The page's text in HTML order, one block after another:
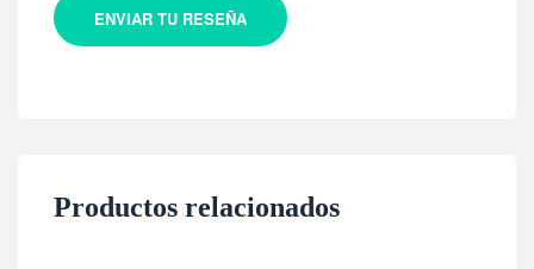
ENVIAR TU RESEÑA
Productos relacionados